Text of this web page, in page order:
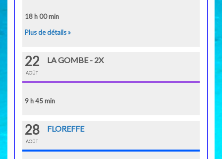
18 h 00 min
Plus de détails »
22
AOÛT
LA GOMBE - 2X
9 h 45 min
28
AOÛT
FLOREFFE